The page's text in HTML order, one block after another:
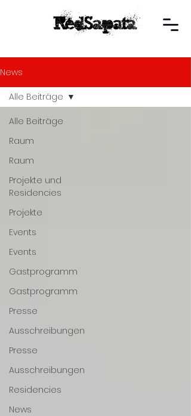
News
Alle Beiträge
Raum
Raum
Projekte und
Residencies
Projekte
Events
Events
Gastprogramm
Gastprogramm
Presse
Ausschreibungen
Presse
Ausschreibungen
Residencies
News
Alle Beiträge